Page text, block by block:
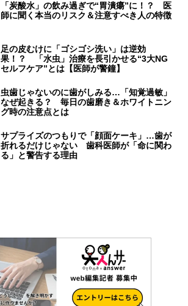
「炭酸水」の飲み過ぎで“胃潰瘍”に！？ 医
師に聞く本当のリスク＆注意すべき人の特徴
足の皮むけに「ゴシゴシ洗い」は逆効
果！？ 「水虫」治療を長引かせる“3大NG
セルフケア”とは【医師が警鐘】
虫歯じゃないのに歯がしみる…「知覚過敏」
なぜ起きる？ 毎日の歯磨き＆ホワイトニン
グ時の注意点とは
サプライズのつもりで「顔面ケーキ」…歯が
折れるだけじゃない 歯科医師が「命に関わ
る」と警告する理由